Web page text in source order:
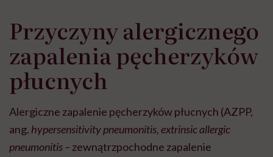
Przyczyny alergicznego
zapalenia pęcherzyków
płucnych
Alergiczne zapalenie pęcherzyków płucnych (AZPP,
ang. hypersensitivity pneumonitis, extrinsic allergic
pneumonitis – zewnątrzpochodne zapalenie